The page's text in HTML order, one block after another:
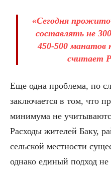
«Сегодня
составлять не
450-500 манатов
считает
Еще одна проблема, по
заключается в том, что
минимума не
Расходы жителей Баку,
сельской местности
однако единый подход не